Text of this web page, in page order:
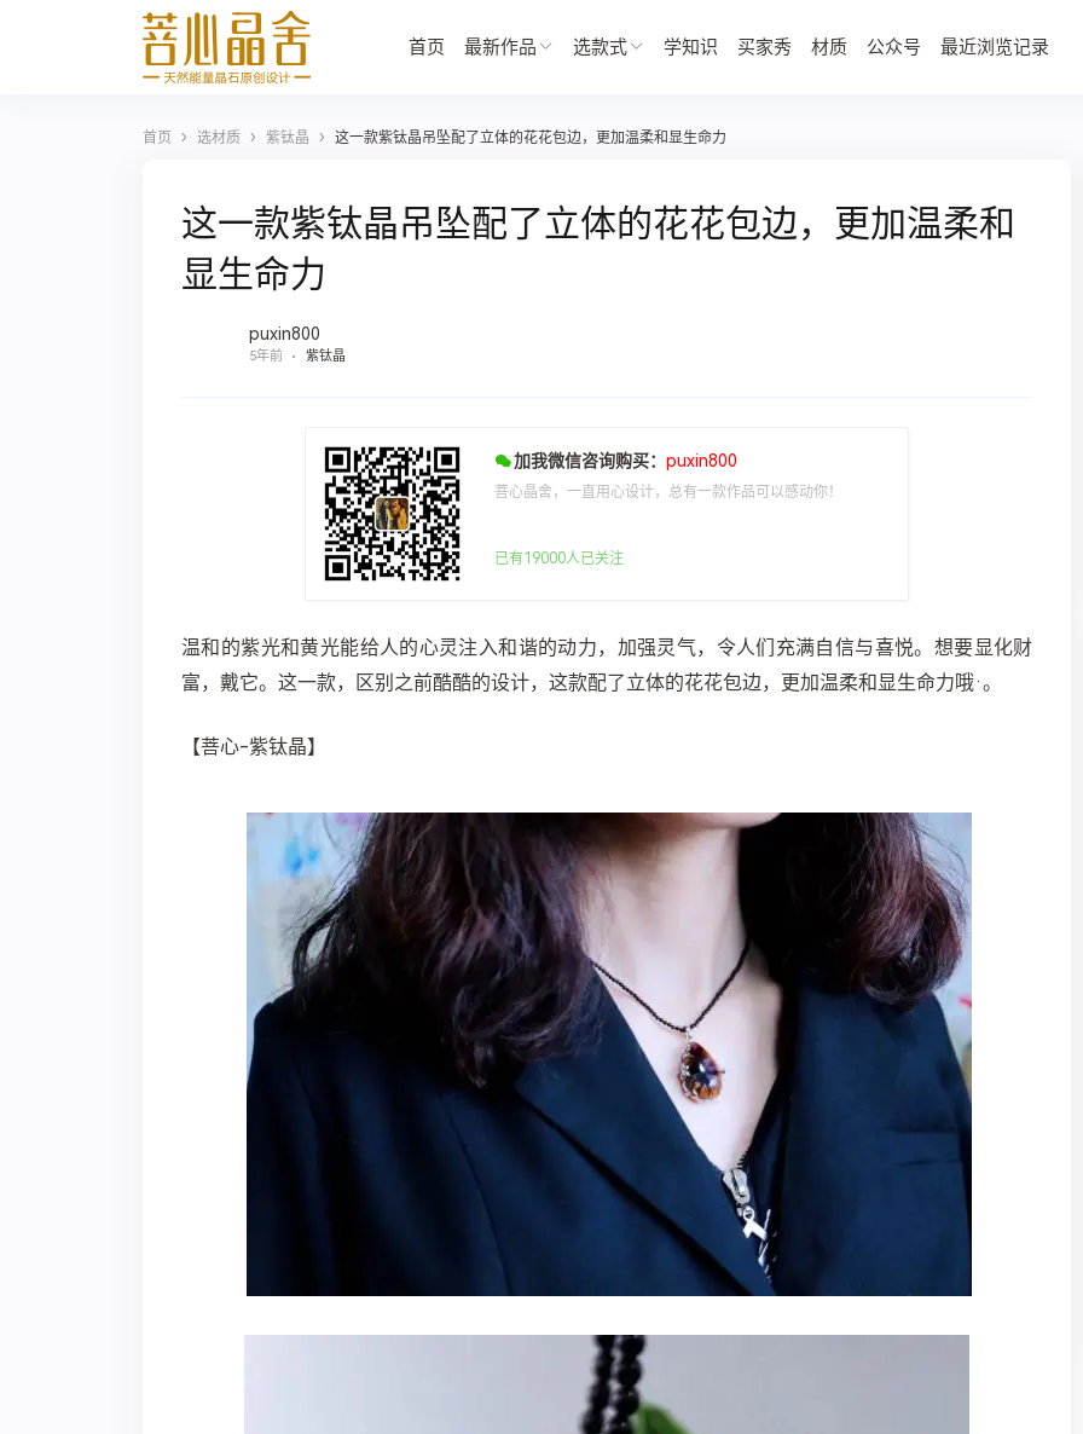
首页 最新作品 选款式 学知识 买家秀 材质 公众号 最近浏览记录
首页 › 选材质 › 紫钛晶 › 这一款紫钛晶吊坠配了立体的花花包边，更加温柔和显生命力
这一款紫钛晶吊坠配了立体的花花包边，更加温柔和
显生命力
puxin800
5年前 紫钛晶
加我微信咨询购买： puxin800
菩心晶舍，一直用心设计，总有一款作品可以感动你！
已有19000人已关注
温和的紫光和黄光能给人的心灵注入和谐的动力，加强灵气，令人们充满自信与喜悦。想要显化财
富，戴它。这一款，区别之前酷酷的设计，这款配了立体的花花包边，更加温柔和显生命力哦·。
【菩心-紫钛晶】